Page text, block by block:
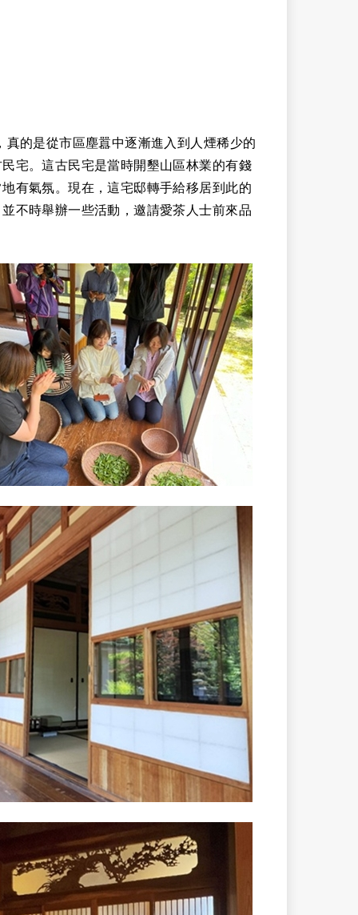
的是從市區塵囂中逐漸進入到人煙稀少的
宅。這古民宅是當時開墾山區林業的有錢
有氣氛。現在，這宅邸轉手給移居到此的
不時舉辦一些活動，邀請愛茶人士前來品